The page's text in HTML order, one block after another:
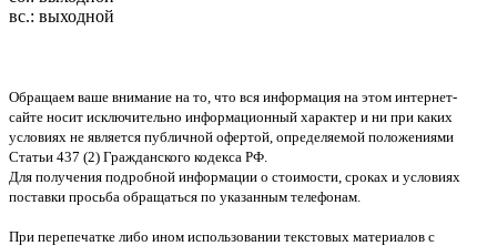
вс.: выходной
Обращаем ваше внимание на то, что вся информация на этом интернет-
сайте носит исключительно информационный характер и ни при каких
условиях не является публичной офертой, определяемой положениями
Статьи 437 (2) Гражданского кодекса РФ.
Для получения подробной информации о стоимости, сроках и условиях
поставки просьба обращаться по указанным телефонам.
При перепечатке либо ином использовании текстовых материалов с